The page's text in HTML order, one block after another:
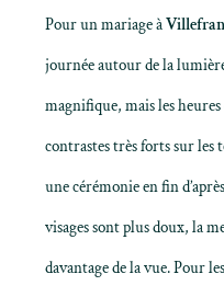
Pour un mariage à
journée autour de la
magnifique, mais les
contrastes très forts sur les
une cérémonie en fin
visages sont plus doux, la
davantage de la vue. Pour